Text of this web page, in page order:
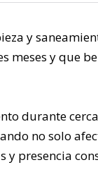
y
meses y que
durante
no solo
presencia